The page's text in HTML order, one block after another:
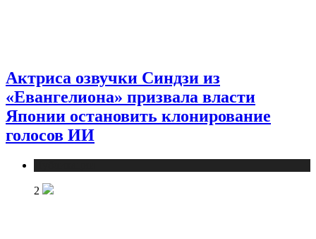
Актриса озвучки Синдзи из
«Евангелиона» призвала власти
Японии остановить клонирование
голосов ИИ
2